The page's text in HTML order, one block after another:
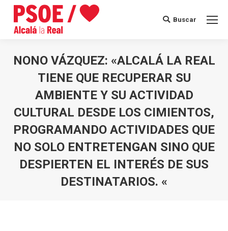
Buscar:
Buscar
NONO VÁZQUEZ: «ALCALÁ LA REAL
TIENE QUE RECUPERAR SU
AMBIENTE Y SU ACTIVIDAD
CULTURAL DESDE LOS CIMIENTOS,
PROGRAMANDO ACTIVIDADES QUE
NO SOLO ENTRETENGAN SINO QUE
DESPIERTEN EL INTERÉS DE SUS
DESTINATARIOS. «